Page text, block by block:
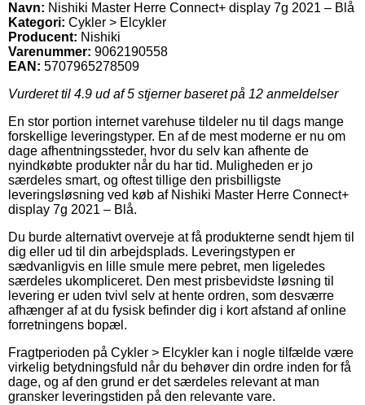
Navn: Nishiki Master Herre Connect+ display 7g 2021 – Blå
Kategori: Cykler > Elcykler
Producent: Nishiki
Varenummer: 9062190558
EAN: 5707965278509
Vurderet til 4.9 ud af 5 stjerner baseret på 12 anmeldelser
En stor portion internet varehuse tildeler nu til dags mange
forskellige leveringstyper. En af de mest moderne er nu om
dage afhentningssteder, hvor du selv kan afhente de
nyindkøbte produkter når du har tid. Muligheden er jo
særdeles smart, og oftest tillige den prisbilligste
leveringsløsning ved køb af Nishiki Master Herre Connect+
display 7g 2021 – Blå.
Du burde alternativt overveje at få produkterne sendt hjem til
dig eller ud til din arbejdsplads. Leveringstypen er
sædvanligvis en lille smule mere pebret, men ligeledes
særdeles ukompliceret. Den mest prisbevidste løsning til
levering er uden tvivl selv at hente ordren, som desværre
afhænger af at du fysisk befinder dig i kort afstand af online
forretningens bopæl.
Fragtperioden på Cykler > Elcykler kan i nogle tilfælde være
virkelig betydningsfuld når du behøver din ordre inden for få
dage, og af den grund er det særdeles relevant at man
gransker leveringstiden på den relevante vare.